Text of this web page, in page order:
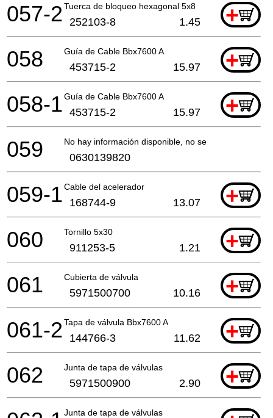
Tuerca de bloqueo hexagonal 5x8 +
057-2 252103-8 1.45
Guía de Cable Bbx7600 A +
058 453715-2 15.97
Guía de Cable Bbx7600 A +
058-1 453715-2 15.97
No hay información disponible, no se puede pedir
059 0630139820
Cable del acelerador +
059-1 168744-9 13.07
Tornillo 5x30 +
060 911253-5 1.21
Cubierta de válvula +
061 5971500700 10.16
Tapa de válvula Bbx7600 A +
061-2 144766-3 11.62
Junta de tapa de válvulas +
062 5971500900 2.90
Junta de tapa de válvulas